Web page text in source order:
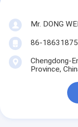
Mr. DONG
86-
Chengdong-
Province,